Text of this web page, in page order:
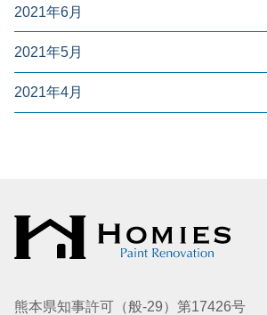
2021年6月
2021年5月
2021年4月
熊本県知事許可（般-29）第17426号